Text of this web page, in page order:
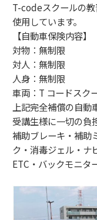
T-codeスクールの
使用しています。
【自動車保険内容】
対物：無制限
対人：無制限
人身：無制限
車両：T コードスク
上記完全補償の自動
受講生様に一切の負
補助ブレーキ・補助
ク・消毒ジェル・ナ
ETC・バックモニタ